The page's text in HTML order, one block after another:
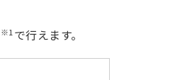
※1 で行えます。